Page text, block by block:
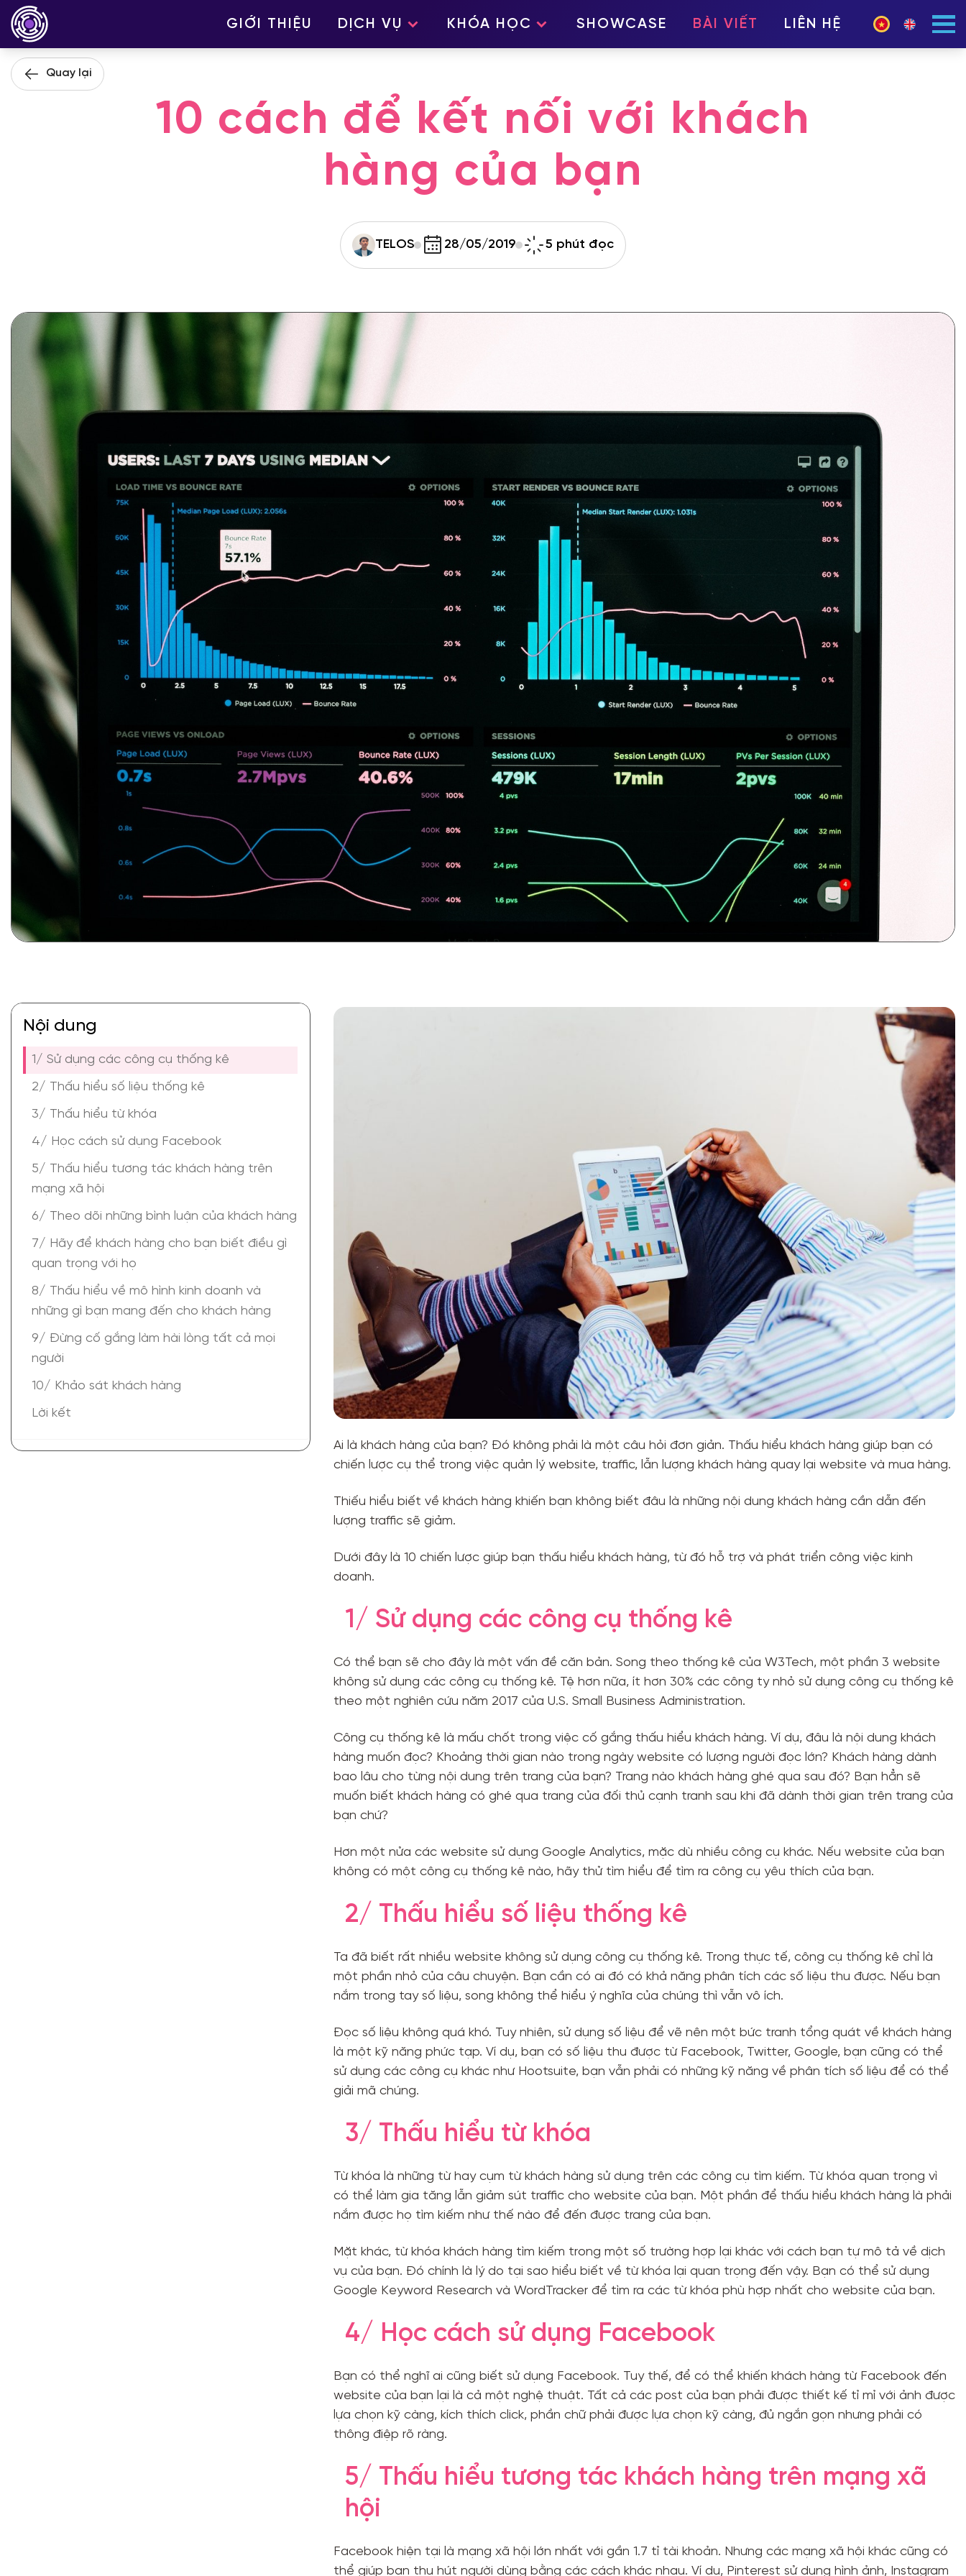
GIỚI THIỆU DỊCH VỤ KHÓA HỌC SHOWCASE BÀI VIẾT LIÊN HỆ
Quay lại
10 cách để kết nối với khách
hàng của bạn
TELOS 28/05/2019 5 phút đọc
Nội dung
1/ Sử dụng các công cụ thống kê
2/ Thấu hiểu số liệu thống kê
3/ Thấu hiểu từ khóa
4/ Học cách sử dụng Facebook
5/ Thấu hiểu tương tác khách hàng trên
mạng xã hội
6/ Theo dõi những bình luận của khách hàng
7/ Hãy để khách hàng cho bạn biết điều gì
quan trọng với họ
8/ Thấu hiểu về mô hình kinh doanh và
những gì bạn mang đến cho khách hàng
9/ Đừng cố gắng làm hài lòng tất cả mọi
người
10/ Khảo sát khách hàng
Lời kết
Ai là khách hàng của bạn? Đó không phải là một câu hỏi đơn giản. Thấu hiểu khách hàng giúp bạn có
chiến lược cụ thể trong việc quản lý website, traffic, lẫn lượng khách hàng quay lại website và mua hàng.
Thiếu hiểu biết về khách hàng khiến bạn không biết đâu là những nội dung khách hàng cần dẫn đến
lượng traffic sẽ giảm.
Dưới đây là 10 chiến lược giúp bạn thấu hiểu khách hàng, từ đó hỗ trợ và phát triển công việc kinh
doanh.
1/ Sử dụng các công cụ thống kê
Có thể bạn sẽ cho đây là một vấn đề căn bản. Song theo thống kê của W3Tech, một phần 3 website
không sử dụng các công cụ thống kê. Tệ hơn nữa, ít hơn 30% các công ty nhỏ sử dụng công cụ thống kê
theo một nghiên cứu năm 2017 của U.S. Small Business Administration.
Công cụ thống kê là mấu chốt trong việc cố gắng thấu hiểu khách hàng. Ví dụ, đâu là nội dung khách
hàng muốn đọc? Khoảng thời gian nào trong ngày website có lượng người đọc lớn? Khách hàng dành
bao lâu cho từng nội dung trên trang của bạn? Trang nào khách hàng ghé qua sau đó? Bạn hẳn sẽ
muốn biết khách hàng có ghé qua trang của đối thủ cạnh tranh sau khi đã dành thời gian trên trang của
bạn chứ?
Hơn một nửa các website sử dụng Google Analytics, mặc dù nhiều công cụ khác. Nếu website của bạn
không có một công cụ thống kê nào, hãy thử tìm hiểu để tìm ra công cụ yêu thích của bạn.
2/ Thấu hiểu số liệu thống kê
Ta đã biết rất nhiều website không sử dụng công cụ thống kê. Trong thực tế, công cụ thống kê chỉ là
một phần nhỏ của câu chuyện. Bạn cần có ai đó có khả năng phân tích các số liệu thu được. Nếu bạn
nắm trong tay số liệu, song không thể hiểu ý nghĩa của chúng thì vẫn vô ích.
Đọc số liệu không quá khó. Tuy nhiên, sử dụng số liệu để vẽ nên một bức tranh tổng quát về khách hàng
là một kỹ năng phức tạp. Ví dụ, bạn có số liệu thu được từ Facebook, Twitter, Google, bạn cũng có thể
sử dụng các công cụ khác như Hootsuite, bạn vẫn phải có những kỹ năng về phân tích số liệu để có thể
giải mã chúng.
3/ Thấu hiểu từ khóa
Từ khóa là những từ hay cụm từ khách hàng sử dụng trên các công cụ tìm kiếm. Từ khóa quan trọng vì
có thể làm gia tăng lẫn giảm sút traffic cho website của bạn. Một phần để thấu hiểu khách hàng là phải
nắm được họ tìm kiếm như thế nào để đến được trang của bạn.
Mặt khác, từ khóa khách hàng tìm kiếm trong một số trường hợp lại khác với cách bạn tự mô tả về dịch
vụ của bạn. Đó chính là lý do tại sao hiểu biết về từ khóa lại quan trọng đến vậy. Bạn có thể sử dụng
Google Keyword Research và WordTracker để tìm ra các từ khóa phù hợp nhất cho website của bạn.
4/ Học cách sử dụng Facebook
Bạn có thể nghĩ ai cũng biết sử dụng Facebook. Tuy thế, để có thể khiến khách hàng từ Facebook đến
website của bạn lại là cả một nghệ thuật. Tất cả các post của bạn phải được thiết kế tỉ mỉ với ảnh được
lựa chọn kỹ càng, kích thích click, phần chữ phải được lựa chọn kỹ càng, đủ ngắn gọn nhưng phải có
thông điệp rõ ràng.
5/ Thấu hiểu tương tác khách hàng trên mạng xã
hội
Facebook hiện tại là mạng xã hội lớn nhất với gần 1.7 tỉ tài khoản. Nhưng các mạng xã hội khác cũng có
thể giúp bạn thu hút người dùng bằng các cách khác nhau. Ví dụ, Pinterest sử dụng hình ảnh, Instagram